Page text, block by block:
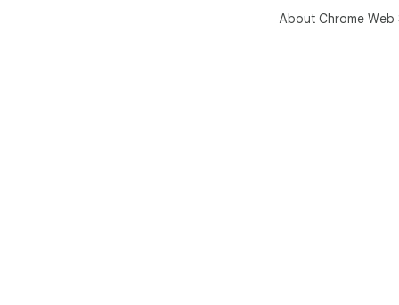
About Chrome Web